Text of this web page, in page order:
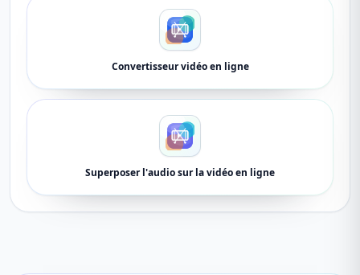
Convertisseur vidéo en ligne
Superposer l'audio sur la vidéo en ligne